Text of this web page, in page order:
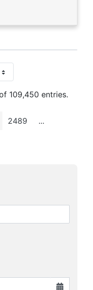
109,450 entries.
Page
2489 ...Intermediate